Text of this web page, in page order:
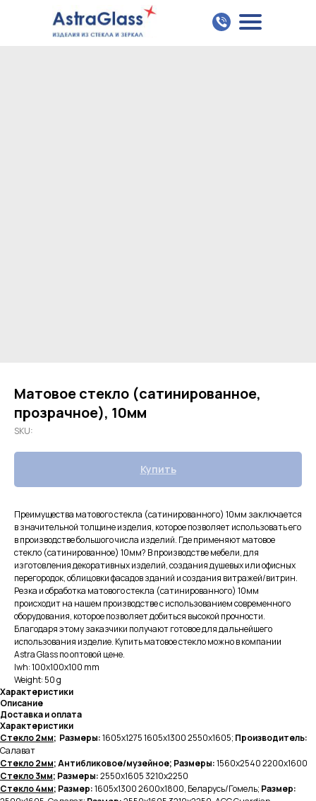
Матовое стекло (сатинированное,
прозрачное), 10мм
SKU:
Купить
Преимущества матового стекла (сатинированного) 10мм заключается
в значительной толщине изделия, которое позволяет использовать его
в производстве большого числа изделий. Где применяют матовое
стекло (сатинированное) 10мм? В производстве мебели, для
изготовления декоративных изделий, создания душевых или офисных
перегородок, облицовки фасадов зданий и создания витражей/витрин.
Резка и обработка матового стекла (сатинированного) 10мм
происходит на нашем производстве с использованием современного
оборудования, которое позволяет добиться высокой прочности.
Благодаря этому заказчики получают готовое для дальнейшего
использования изделие. Купить матовое стекло можно в компании
Astra Glass по оптовой цене.
lwh: 100x100x100 mm
Weight: 50 g
Характеристики
Описание
Доставка и оплата
Характеристики
Стекло 2мм; Размеры:1605х1275 1605х1300 2550х1605; Производитель:
Салават
Стекло 2мм; Антибликовое/музейное; Размеры:1560х2540 2200х1600
Стекло 3мм; Размеры:2550х16053210х2250
Стекло 4мм; Размер:1605х13002600х1800, Беларусь/Гомель; Размер: